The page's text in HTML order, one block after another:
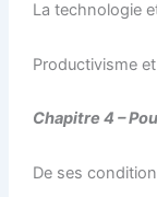
La technologie
Productivisme
Chapitre 4 –
De ses